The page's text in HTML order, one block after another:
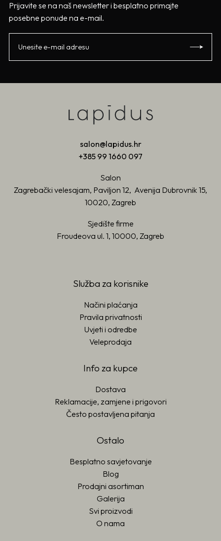
Prijavite se na naš newsletter i besplatno primajte
posebne ponude na e-mail.
salon@lapidus.hr
+385 99 1660 097
Salon
Zagrebački velesajam, Paviljon 12, Avenija Dubrovnik 15,
10020, Zagreb
Sjedište firme
Froudeova ul. 1, 10000, Zagreb
Služba za korisnike
Načini plaćanja
Pravila privatnosti
Uvjeti i odredbe
Veleprodaja
Info za kupce
Dostava
Reklamacije, zamjene i prigovori
Često postavljena pitanja
Ostalo
Besplatno savjetovanje
Blog
Prodajni asortiman
Galerija
Svi proizvodi
O nama